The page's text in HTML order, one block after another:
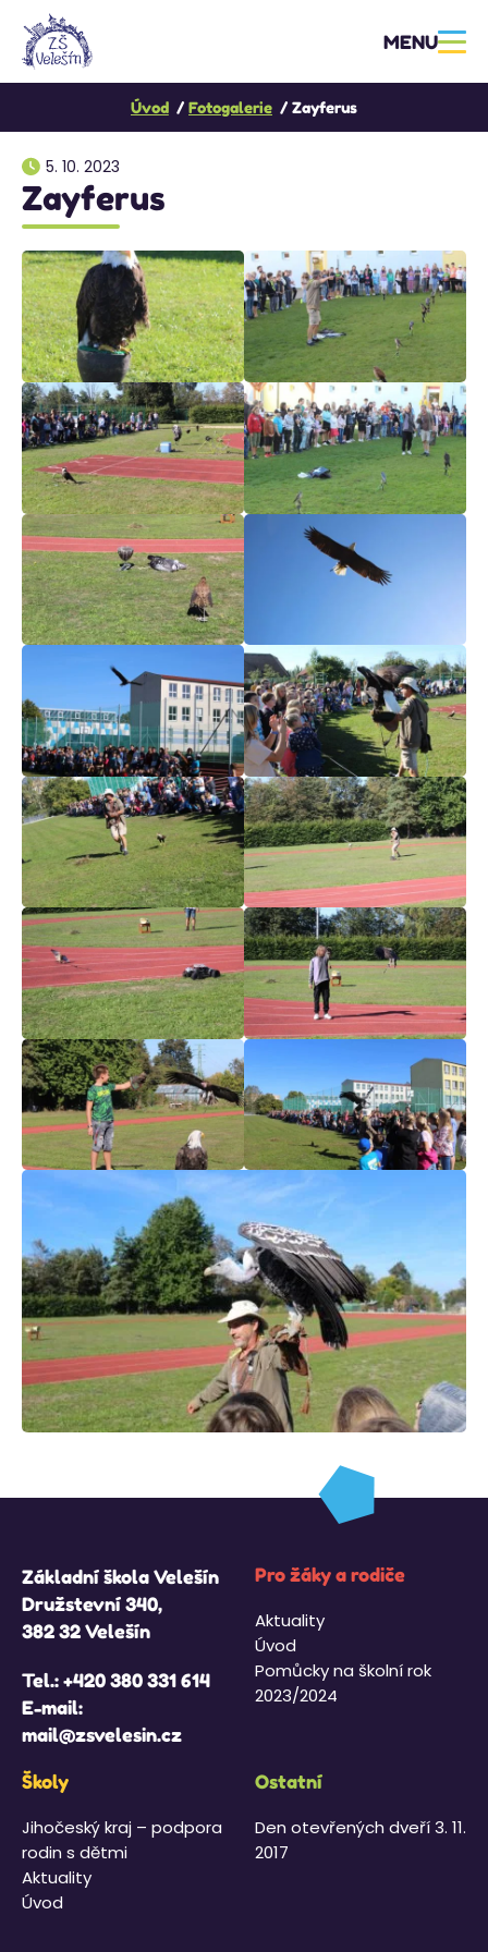
MENU
Úvod Fotogalerie Zayferus
5. 10. 2023
Zayferus
Základní škola Velešín
Družstevní 340,
382 32 Velešín
Tel.:+420 380 331 614
E-mail:
mail@zsvelesin.cz
Pro žáky a rodiče
Aktuality
Úvod
Pomůcky na školní rok
2023/2024
Školy
Jihočeský kraj – podpora
rodin s dětmi
Aktuality
Úvod
Ostatní
Den otevřených dveří 3. 11.
2017